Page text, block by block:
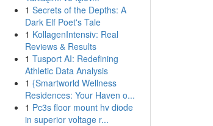
1 Secrets of the Depths: A
Dark Elf Poet's Tale
1 KollagenIntensiv: Real
Reviews & Results
1 Tusport AI: Redefining
Athletic Data Analysis
1 {Smartworld Wellness
Residences: Your Haven o...
1 Pc3s floor mount hv diode
in superior voltage r...